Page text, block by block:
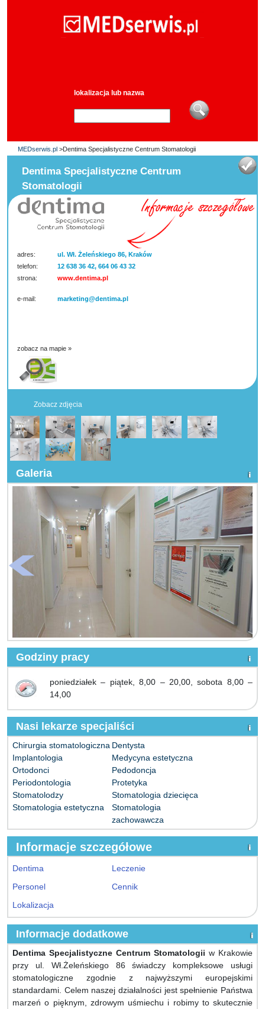
lokalizacja lub nazwa
MEDserwis.pl >Dentima Specjalistyczne Centrum Stomatologii
Dentima Specjalistyczne Centrum
Stomatologii
adres:
ul. Wł. Żeleńskiego 86, Kraków
telefon:
12 638 36 42, 664 06 43 32
strona:
www.dentima.pl
e-mail: marketing@dentima.pl
zobacz na mapie »
Zobacz zdjęcia
Galeria
Godziny pracy
poniedziałek – piątek, 8,00 – 20,00, sobota 8,00 –
14,00
Nasi lekarze specjaliści
Chirurgia stomatologiczna Dentysta
Implantologia
Medycyna estetyczna
Ortodonci
Pedodoncja
Periodontologia
Protetyka
Stomatolodzy
Stomatologia dziecięca
Stomatologia estetyczna
Stomatologia
zachowawcza
Informacje szczegółowe
Dentima
Leczenie
Personel
Cennik
Lokalizacja
Informacje dodatkowe
Dentima Specjalistyczne Centrum Stomatologii w Krakowie
przy ul. Wł.Żeleńskiego 86 świadczy kompleksowe usługi
stomatologiczne zgodnie z najwyższymi europejskimi
standardami. Celem naszej działalności jest spełnienie Państwa
marzeń o pięknym, zdrowym uśmiechu i robimy to skutecznie